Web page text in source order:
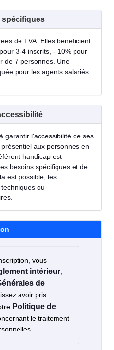
spécifiques
de TVA. Elles bénéficient
3-4 inscrits, - 10% pour
de 7 personnes. Une
pour les agents salariés
garantir l'accessibilité de ses
aux personnes en
handicap est
besoins spécifiques et de
est possible, les
ou
vous
intérieur,
de
avoir pris
Politique de
le traitement